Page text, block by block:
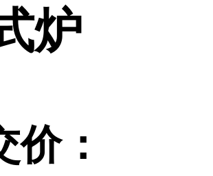
炉
价：